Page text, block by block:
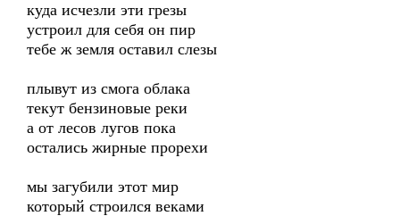
куда исчезли эти грезы
устроил для себя он пир
тебе ж земля оставил слезы
плывут из смога облака
текут бензиновые реки
а от лесов лугов пока
остались жирные прорехи
мы загубили этот мир
который строился веками